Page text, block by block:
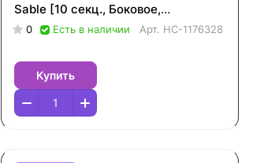
Sable [10 секц., Боковое,
НС-1176328]
0 Есть в наличии Арт. НС-1176328
Купить